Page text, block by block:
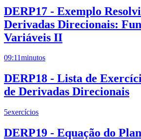
DERP17 - Exemplo
Derivadas Direcionais:
Variáveis II
09:11minutos
DERP18 - Lista de
de Derivadas Direcionais
5exercícios
DERP19 - Equação do